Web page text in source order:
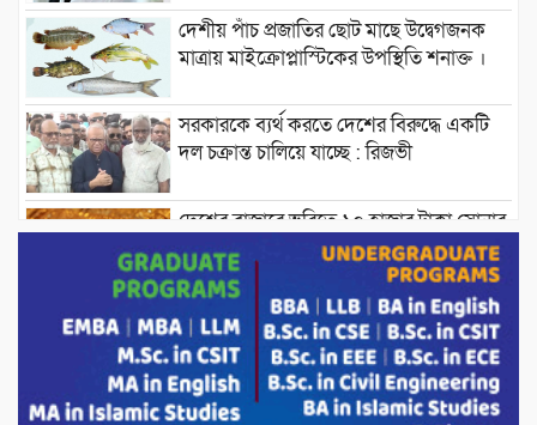
দেশীয় পাঁচ প্রজাতির ছোট মাছে উদ্বেগজনক
মাত্রায় মাইক্রোপ্লাস্টিকের উপস্থিতি শনাক্ত ।
সরকারকে ব্যর্থ করতে দেশের বিরুদ্ধে একটি
দল চক্রান্ত চালিয়ে যাচ্ছে : রিজভী
দেশের বাজারে ভরিতে ১০ হাজার টাকা সোনার
দাম বাড়ানোর ঘোষণা।
ভারপ্রাপ্ত রাষ্ট্রপতি হাফিজ উদ্দিন আহমদের
সাথে এইচটি বাংলা অনলাইন পোর্টাল ও আইপি
টিভির সম্পাদক মোঃ ইসমাইল হোসেনের
সৌজন্য সাক্ষাৎ।